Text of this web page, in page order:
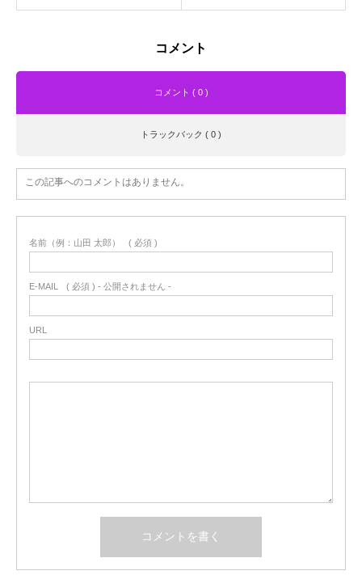
コメント
コメント ( 0 )
トラックバック ( 0 )
この記事へのコメントはありません。
名前（例：山田 太郎） ( 必須 )
E-MAIL ( 必須 ) - 公開されません -
URL